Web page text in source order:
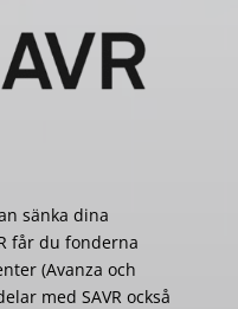
sänka dina
får du fonderna
(Avanza och
med SAVR också